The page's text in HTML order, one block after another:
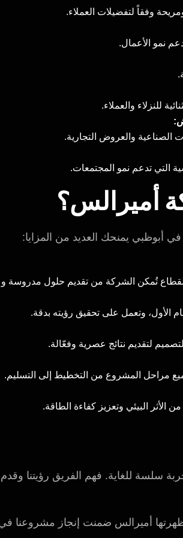
وفقاً لتفضيلات العملاء.
نمو الأعمال.
للنزلاء والعملاء.
الصناعية والعروض التجارية.
التي تدعم نمو المجتمعات.
أميرالس؟
يمنحك العديد من المزايا:
الأول، وتعمل على تحقيق رؤيته بدقة.
لتقديم نتائج عصرية وفعّالة.
مراحل المشروع من التخطيط إلى التسليم.
الأثر البيئي وتعزيز كفاءة الطاقة.
سلسة للغاية. فهم الفريق رؤيتنا وقدم
أظهرتها أميرالس ضمنت إنجاز مشروعنا